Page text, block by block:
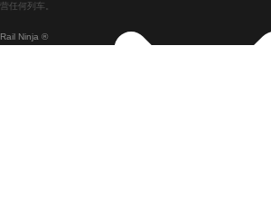
馬德里開往巴塞罗那的列車
Rail Ninja ®
营任何列车。